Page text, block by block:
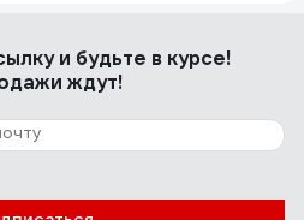
и будьте в курсе!
ждут!